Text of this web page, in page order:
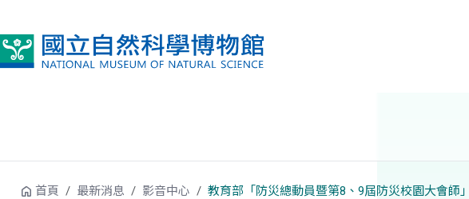
首頁 最新消息 影音中心 教育部「防災總動員暨第8、9屆防災校園大會師